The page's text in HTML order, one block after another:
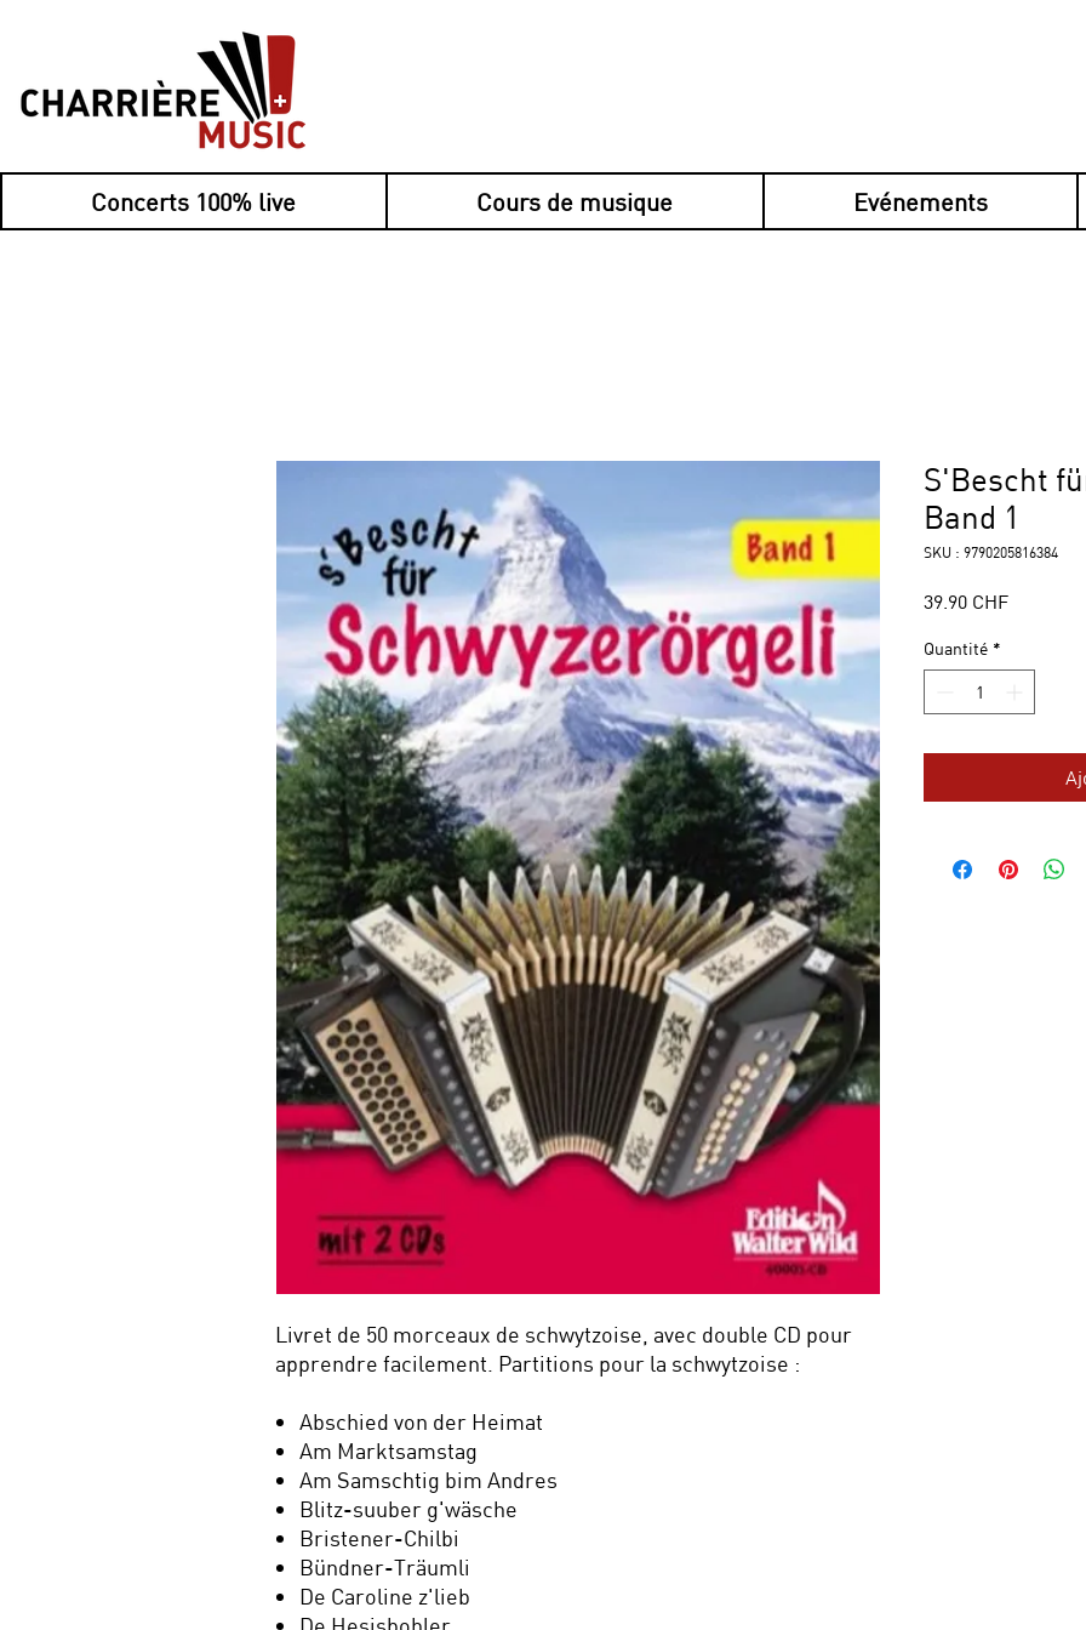
Concerts 100% live Cours de musique Evénements
Livret de 50 morceaux de schwytzoise, avec double CD pour
apprendre facilement. Partitions pour la schwytzoise :
Abschied von der Heimat
Am Marktsamstag
Am Samschtig bim Andres
Blitz-suuber g'wäsche
Bristener-Chilbi
Bündner-Träumli
De Caroline z'lieb
S'Bescht
Band 1
SKU : 9790205816384
39.90 CHFPrix
Quantité *